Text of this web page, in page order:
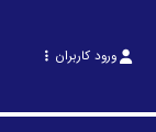
ورود کاربران